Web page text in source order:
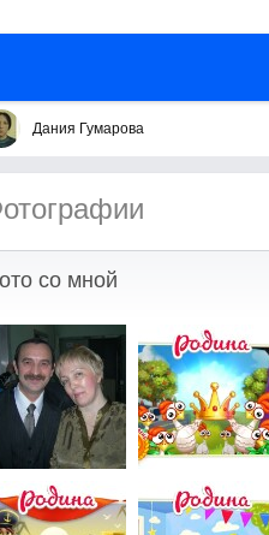
Дания Гумарова
со мной